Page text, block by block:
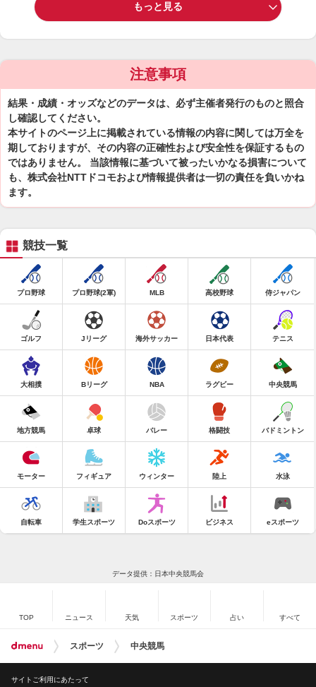
もっと見る
注意事項
結果・成績・オッズなどのデータは、必ず主催者発行のものと照合
し確認してください。
本サイトのページ上に掲載されている情報の内容に関しては万全を
期しておりますが、その内容の正確性および安全性を保証するもの
ではありません。 当該情報に基づいて被ったいかなる損害について
も、株式会社NTTドコモおよび情報提供者は一切の責任を負いかね
ます。
競技一覧
プロ野球 プロ野球(2軍) MLB 高校野球 侍ジャパン
ゴルフ Jリーグ 海外サッカー 日本代表 テニス
大相撲 Bリーグ NBA ラグビー 中央競馬
地方競馬 卓球 バレー 格闘技 バドミントン
モーター フィギュア ウィンター 陸上 水泳
自転車 学生スポーツ Doスポーツ ビジネス eスポーツ
データ提供：日本中央競馬会
TOP ニュース 天気 スポーツ 占い すべて
スポーツ 中央競馬
サイトご利用にあたって